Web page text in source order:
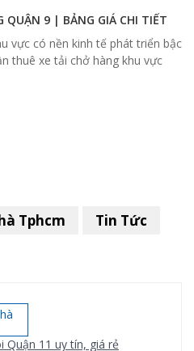
QUẬN 9 | BẢNG GIÁ CHI TIẾT
vực có nền kinh tế phát triển bậc
thuê xe tải chở hàng khu vực
Quận 11 uy tín, giá rẻ
Tphcm
Tin Tức